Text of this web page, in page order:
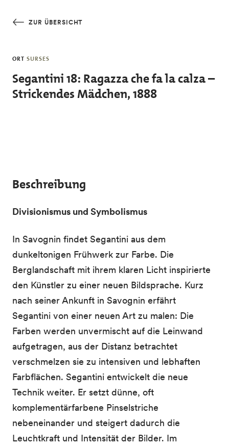
ZUR ÜBERSICHT
ORT SURSES
Segantini 18: Ragazza che fa la calza –
Strickendes Mädchen, 1888
Beschreibung
Divisionismus und Symbolismus
In Savognin findet Segantini aus dem
dunkeltonigen Frühwerk zur Farbe. Die
Berglandschaft mit ihrem klaren Licht inspirierte
den Künstler zu einer neuen Bildsprache. Kurz
nach seiner Ankunft in Savognin erfährt
Segantini von einer neuen Art zu malen: Die
Farben werden unvermischt auf die Leinwand
aufgetragen, aus der Distanz betrachtet
verschmelzen sie zu intensiven und lebhaften
Farbflächen. Segantini entwickelt die neue
Technik weiter. Er setzt dünne, oft
komplementärfarbene Pinselstriche
nebeneinander und steigert dadurch die
Leuchtkraft und Intensität der Bilder. Im